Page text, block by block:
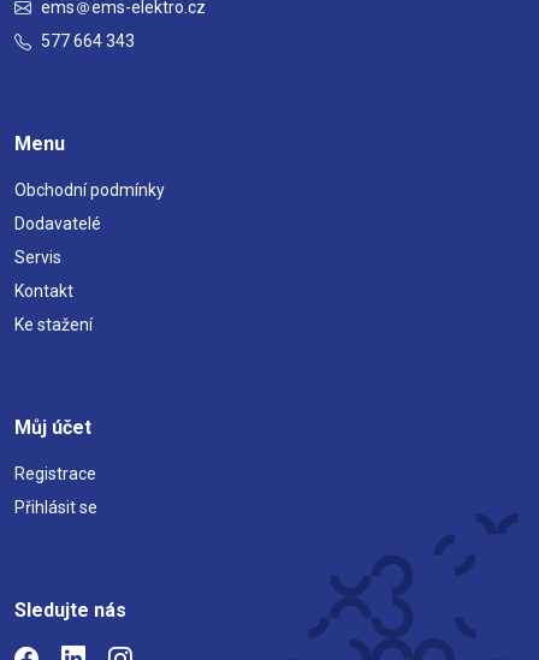
ems
ems-elektro.cz
577 664 343
Menu
Obchodní podmínky
Dodavatelé
Servis
Kontakt
Ke stažení
Můj účet
Registrace
Přihlásit se
Sledujte nás